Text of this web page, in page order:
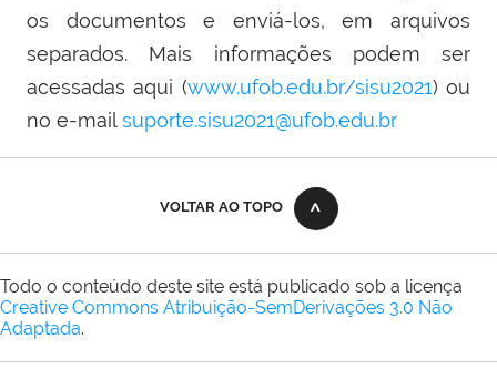
os documentos e enviá-los, em arquivos
separados. Mais informações podem ser
acessadas aqui (www.ufob.edu.br/sisu2021) ou
no e-mailsuporte.sisu2021@ufob.edu.br
VOLTAR AO TOPO
Todo o conteúdo deste site está publicado sob a licença
Creative Commons Atribuição-SemDerivações 3.0 Não
Adaptada.